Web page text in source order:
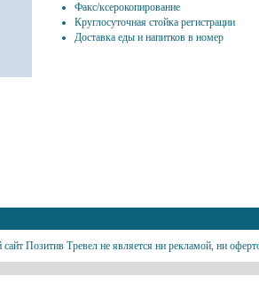
Факс/ксерокопирование
Круглосуточная стойка регистрации
Доставка еды и напитков в номер
Позитив Тревел не является ни рекламой, ни